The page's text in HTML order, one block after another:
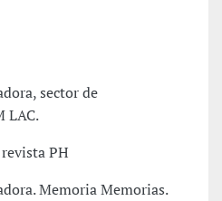
sector de
LAC.
PH
Memoria Memorias.